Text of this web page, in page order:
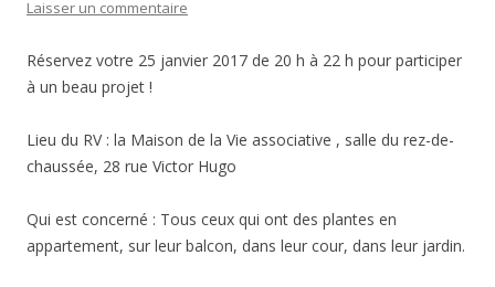
Laisser un commentaire
Réservez votre 25 janvier 2017 de 20 h à 22 h pour participer
à un beau projet !
Lieu du RV : la Maison de la Vie associative , salle du rez-de-
chaussée, 28 rue Victor Hugo
Qui est concerné : Tous ceux qui ont des plantes en
appartement, sur leur balcon, dans leur cour, dans leur jardin.